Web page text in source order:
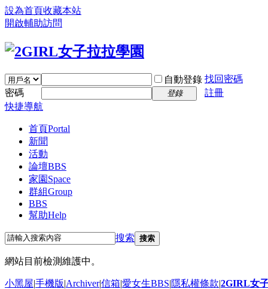
設為首頁收藏本站
開啟輔助訪問
自動登錄 找回密碼
密碼
登錄
註冊
快捷導航
首頁Portal
新聞
活動
論壇BBS
家園 Space
群組Group
BBS
幫助Help
搜索 搜索
網站目前檢測維護中。
小黑屋|手機版|Archiver|信箱|愛女生BBS|隱私權條款|2GIRL女